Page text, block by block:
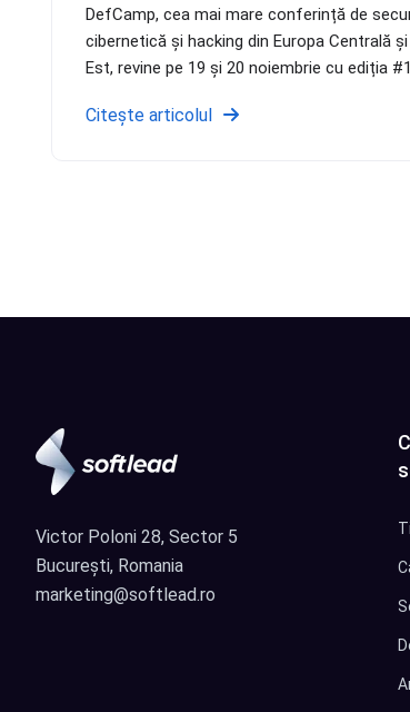
DefCamp, cea mai mare conferință de
cibernetică și hacking din Europa Centrală și
Est, revine pe 19 și 20 noiembrie cu ediția
Citește articolul
Victor Poloni 28, Sector 5
București, Romania
marketing@softlead.ro